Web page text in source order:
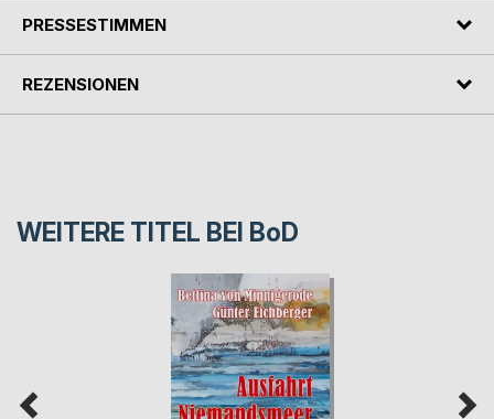
PRESSESTIMMEN
REZENSIONEN
WEITERE TITEL BEI BoD